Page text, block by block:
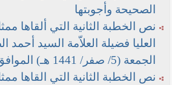
الصحيحة وأجوبتها
نص الخطبة الثانية التي ألقاها
العليا فضيلة العلاّمة السيد
الجمعة (5/ صفر/ 1441 هـ) الموافق (4/10/2019م)
نص الخطبة الثانية التي القاها